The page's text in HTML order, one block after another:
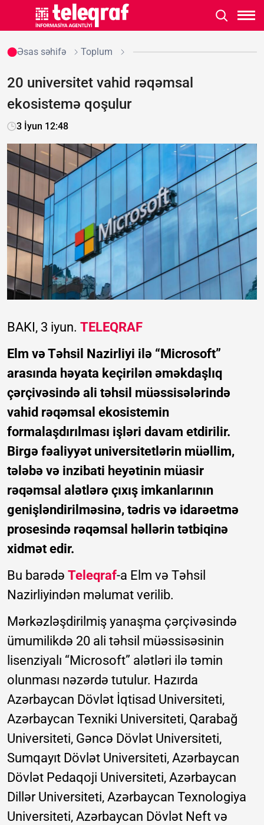
Əsas səhifə Toplum
20 universitet vahid rəqəmsal
ekosistemə qoşulur
3 İyun 12:48
BAKI, 3 iyun. TELEQRAF
Elm və Təhsil Nazirliyi ilə “Microsoft”
arasında həyata keçirilən əməkdaşlıq
çərçivəsində ali təhsil müəssisələrində
vahid rəqəmsal ekosistemin
formalaşdırılması işləri davam etdirilir.
Birgə fəaliyyət universitetlərin müəllim,
tələbə və inzibati heyətinin müasir
rəqəmsal alətlərə çıxış imkanlarının
genişləndirilməsinə, tədris və idarəetmə
prosesində rəqəmsal həllərin tətbiqinə
xidmət edir.
Bu barədə Teleqraf-a Elm və Təhsil
Nazirliyindən məlumat verilib.
Mərkəzləşdirilmiş yanaşma çərçivəsində
ümumilikdə 20 ali təhsil müəssisəsinin
lisenziyalı “Microsoft” alətləri ilə təmin
olunması nəzərdə tutulur. Hazırda
Azərbaycan Dövlət İqtisad Universiteti,
Azərbaycan Texniki Universiteti, Qarabağ
Universiteti, Gəncə Dövlət Universiteti,
Sumqayıt Dövlət Universiteti, Azərbaycan
Dövlət Pedaqoji Universiteti, Azərbaycan
Dillər Universiteti, Azərbaycan Texnologiya
Universiteti, Azərbaycan Dövlət Neft və